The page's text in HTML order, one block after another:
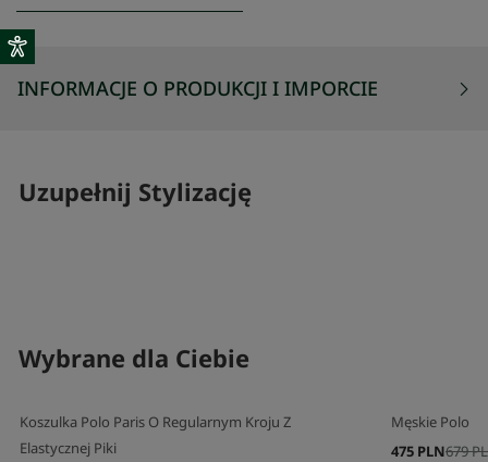
INFORMACJE O PRODUKCJI I IMPORCIE
Uzupełnij Stylizację
Wybrane dla Ciebie
Koszulka Polo Paris O Regularnym Kroju Z
Elastycznej Piki
Męskie Polo
679
475 PLN